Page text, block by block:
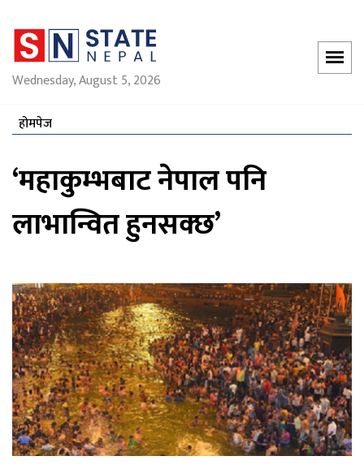
Wednesday, August 5, 2026
होमपेज
‘महाकुम्भबाट नेपाल पनि
लाभान्वित हुनसक्छ’